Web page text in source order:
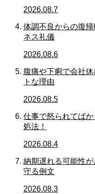
2026.08.7
体調不良からの復
ネス礼儀
2026.08.6
腹痛や下痢で会社
トな理由
2026.08.5
仕事で怒られてば
処法！
2026.08.4
納期遅れる可能性
守る例文
2026.08.3